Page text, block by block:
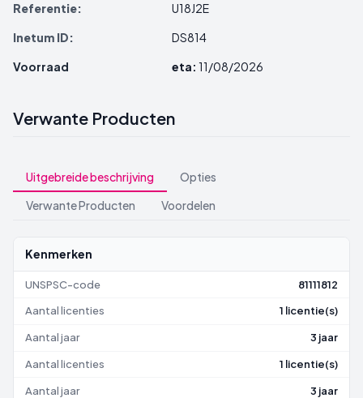
Referentie:
U18J2E
Inetum ID:
DS814
Voorraad
eta: 11/08/2026
Verwante Producten
Uitgebreide beschrijving
Opties
Verwante Producten
Voordelen
Kenmerken
UNSPSC-code 81111812
Aantal licenties 1 licentie(s)
Aantal jaar 3 jaar
Aantal licenties 1 licentie(s)
Aantal jaar 3 jaar